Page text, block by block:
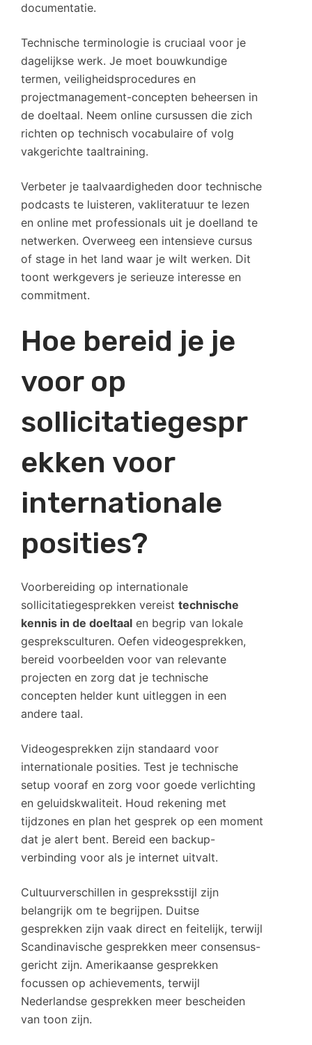
documentatie.
Technische terminologie is cruciaal voor je
dagelijkse werk. Je moet bouwkundige
termen, veiligheidsprocedures en
projectmanagement-concepten beheersen in
de doeltaal. Neem online cursussen die zich
richten op technisch vocabulaire of volg
vakgerichte taaltraining.
Verbeter je taalvaardigheden door technische
podcasts te luisteren, vakliteratuur te lezen
en online met professionals uit je doelland te
netwerken. Overweeg een intensieve cursus
of stage in het land waar je wilt werken. Dit
toont werkgevers je serieuze interesse en
commitment.
Hoe bereid je je
voor op
sollicitatiegespr
ekken voor
internationale
posities?
Voorbereiding op internationale
sollicitatiegesprekken vereist technische
kennis in de doeltaal en begrip van lokale
gespreksculturen. Oefen videogesprekken,
bereid voorbeelden voor van relevante
projecten en zorg dat je technische
concepten helder kunt uitleggen in een
andere taal.
Videogesprekken zijn standaard voor
internationale posities. Test je technische
setup vooraf en zorg voor goede verlichting
en geluidskwaliteit. Houd rekening met
tijdzones en plan het gesprek op een moment
dat je alert bent. Bereid een backup-
verbinding voor als je internet uitvalt.
Cultuurverschillen in gespreksstijl zijn
belangrijk om te begrijpen. Duitse
gesprekken zijn vaak direct en feitelijk, terwijl
Scandinavische gesprekken meer consensus-
gericht zijn. Amerikaanse gesprekken
focussen op achievements, terwijl
Nederlandse gesprekken meer bescheiden
van toon zijn.